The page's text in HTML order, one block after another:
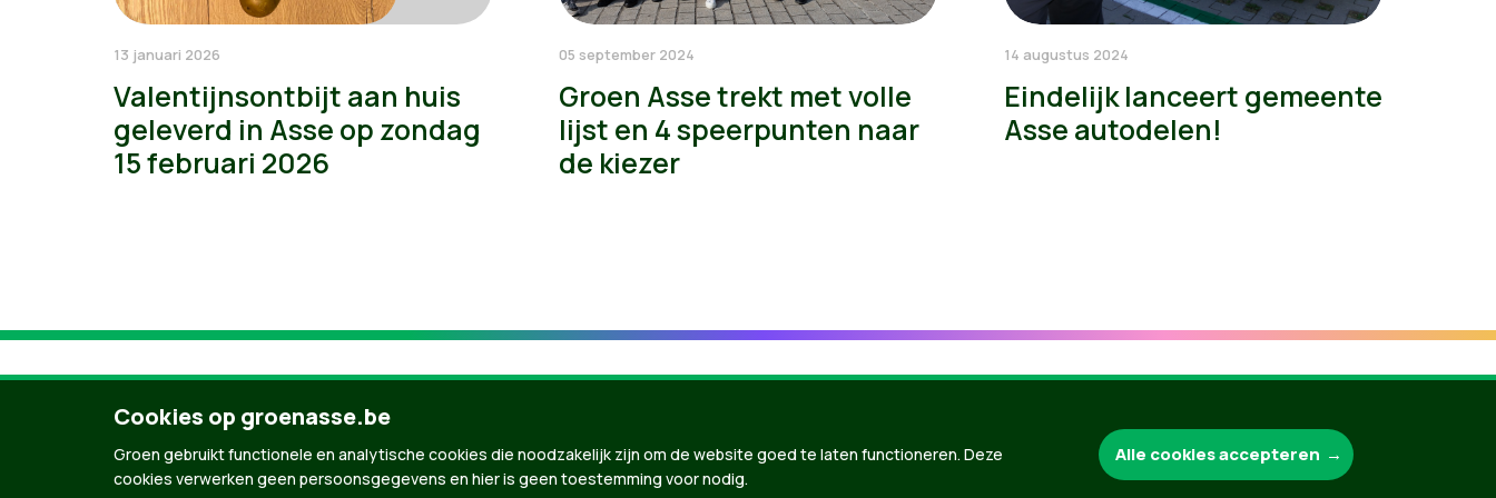
13 januari 2026
Valentijnsontbijt aan huis
geleverd in Asse op zondag
15 februari 2026
05 september 2024
Groen Asse trekt met volle
lijst en 4 speerpunten naar
de kiezer
14 augustus 2024
Eindelijk lanceert gemeente
Asse autodelen!
Groen.be
Cookies op groenasse.be
Groen gebruikt functionele en analytische cookies die noodzakelijk zijn om de website goed te laten functioneren. Deze
cookies verwerken geen persoonsgegevens en hier is geen toestemming voor nodig.
Alle cookies accepteren